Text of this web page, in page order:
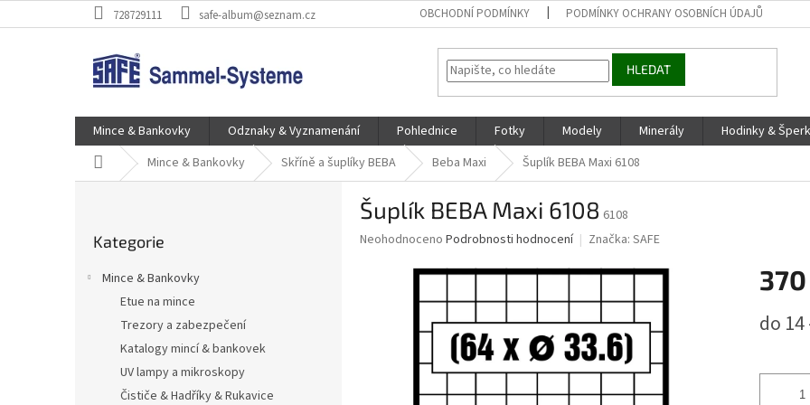
na
728729111 safe-album@seznam.cz OBCHODNÍ PODMÍNKY PODMÍNKY OCHRANY OSOBNÍCH ÚDAJŮ
HLEDAT
Mince & Bankovky Odznaky & Vyznamenání Pohlednice Fotky Modely Minerály Hodinky &
Domů Mince & Bankovky Skříně a šuplíky BEBA Beba Maxi Šuplík BEBA Maxi 6108
kategorie
Kategorie
Mince & Bankovky
Etue na mince
Trezory a zabezpečení
Katalogy mincí & bankovek
UV lampy a mikroskopy
Čističe & Hadříky & Rukavice
Šuplík BEBA Maxi 6108 6108
Průměrné
Neohodnoceno Podrobnosti hodnocení Značka: SAFE
cena:
do